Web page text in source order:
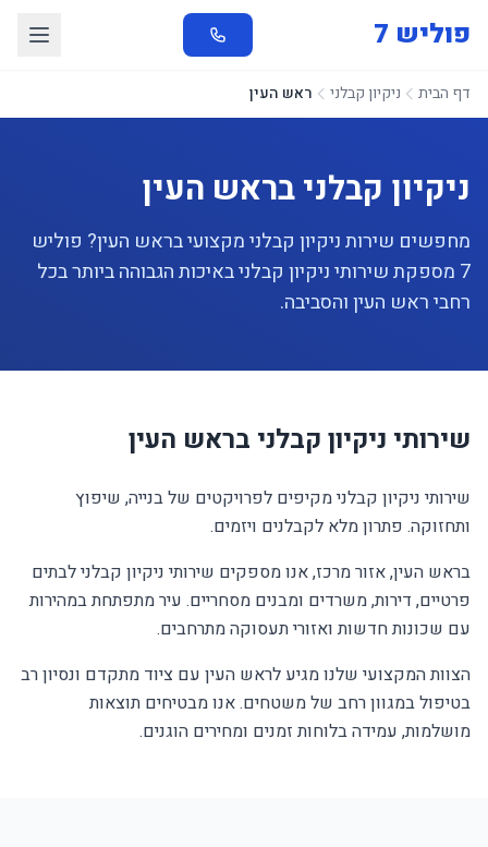
פוליש 7
דף הבית ניקיון קבלני ראש העין
ניקיון קבלני בראש העין
מחפשים שירות ניקיון קבלני מקצועי בראש העין? פוליש
7 מספקת שירותי ניקיון קבלני באיכות הגבוהה ביותר בכל
רחבי ראש העין והסביבה.
שירותי ניקיון קבלני בראש העין
שירותי ניקיון קבלני מקיפים לפרויקטים של בנייה, שיפוץ
ותחזוקה. פתרון מלא לקבלנים ויזמים.
בראש העין, אזור מרכז, אנו מספקים שירותי ניקיון קבלני לבתים
פרטיים, דירות, משרדים ומבנים מסחריים. עיר מתפתחת במהירות
עם שכונות חדשות ואזורי תעסוקה מתרחבים.
הצוות המקצועי שלנו מגיע לראש העין עם ציוד מתקדם ונסיון רב
בטיפול במגוון רחב של משטחים. אנו מבטיחים תוצאות
מושלמות, עמידה בלוחות זמנים ומחירים הוגנים.